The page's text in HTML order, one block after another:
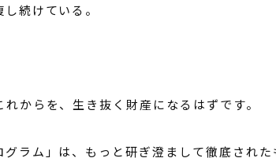
続けている。
からを、生き抜く財産になるはずです。
ラム」は、もっと研ぎ澄まして徹底され